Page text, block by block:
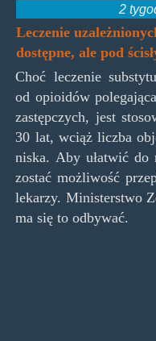
2
Leczenie
dostępne, ale pod
Choć leczenie
od opioidów
zastępczych, jest
30 lat, wciąż liczba
niska. Aby ułatwić do
zostać możliwość
lekarzy. Ministerstwo
ma się to odbywać.